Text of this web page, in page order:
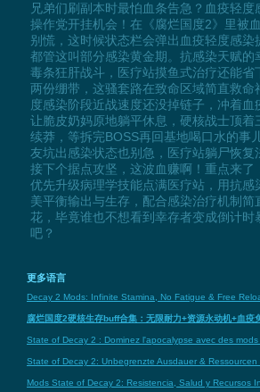
兄弟们刷副本时最怕血条告急？血疫轻度
操作党开挂机会！在《腐烂国度2》里被
别慌，这时候状态栏会弹出血疫轻度感染
都管这叫部分感染黄金期。抗感染天赋的
毒条狂肝战斗，医疗站摸鱼式治疗还能省
两份绷带，这骚套路在致命区域简直救命
度感染阶段近战速度还没掉链子，冲着血
让脆皮奶妈原地躺平休息，硬核战士顶着
续莽，等拆完BOSS再回基地喝口水的事
友坑出感染状态也别急，医疗站躺尸恢复
接下个据点攻坚，这波血赚啊！重点来了
优先升级病理学技能点满医疗站，用抗感
美平衡输出与生存，配合感染治疗机制简
花，毕竟谁也不想看到幸存者变成倒计时
吧？
更多语言
Decay 2 Mods: Infinite Stamina, No Fatigue & Free
腐烂国度2硬核生存buff合集：无限耐力+资源永动机+血疫
State of Decay 2 : Dominez l'apocalypse avec des mods
State of Decay 2: Unbegrenzte Ausdauer & Ressourcen
Mods State of Decay 2: Resistencia, Salud y Recursos